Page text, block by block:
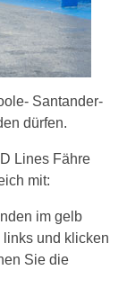
Santander-
dürfen.
Lines Fähre
mit:
im gelb
und klicken
Sie die